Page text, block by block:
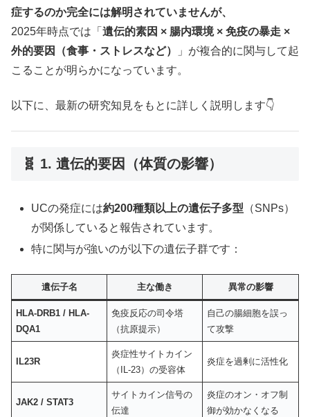
症するのか完全には解明されていませんが、
2025年時点では「 遺伝的素因 × 腸内環境 × 免疫の暴走 ×
外的要因（食事・ストレスなど）
」が複合的に関与して起
こることが明らかになっています。
以下に、最新の研究知見をもとに詳しく説明します👇
🧬 1. 遺伝的要因（体質の影響）
UCの発症には約200種類以上の遺伝子多型 （SNPs）
が関係していると報告されています。
特に関与が強いのが以下の遺伝子群です：
遺伝子名 主な働き 異常の影響
HLA-DRB1 / HLA-
DQA1
免疫反応の司令塔
（抗原提示）
自己の腸細胞を誤っ
て攻撃
IL23R
炎症性サイトカイン
（IL-23）の受容体
炎症を過剰に活性化
JAK2 / STAT3
サイトカイン信号の
伝達
炎症のオン・オフ制
御が効かなくなる